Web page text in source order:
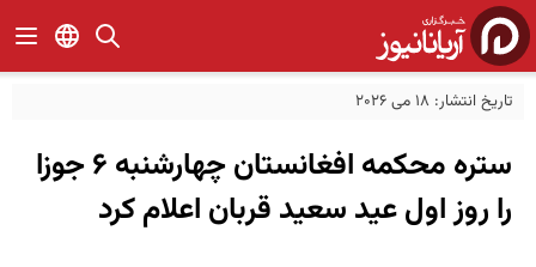
تاریخ انتشار: 18 می 2026
ستره محکمه افغانستان چهارشنبه ۶ جوزا
را روز اول عید سعید قربان اعلام کرد